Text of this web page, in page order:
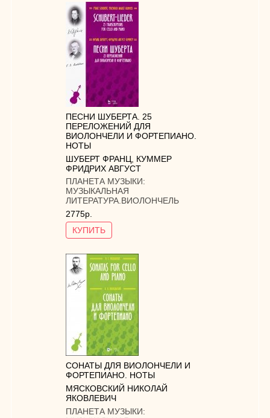
ПЕСНИ ШУБЕРТА. 25
ПЕРЕЛОЖЕНИЙ ДЛЯ
ВИОЛОНЧЕЛИ И ФОРТЕПИАНО.
НОТЫ
ШУБЕРТ ФРАНЦ
КУММЕР
ФРИДРИХ АВГУСТ
ПЛАНЕТА МУЗЫКИ:
МУЗЫКАЛЬНАЯ
ЛИТЕРАТУРА.ВИОЛОНЧЕЛЬ
2775р.
КУПИТЬ
СОНАТЫ ДЛЯ ВИОЛОНЧЕЛИ И
ФОРТЕПИАНО. НОТЫ
МЯСКОВСКИЙ НИКОЛАЙ
ЯКОВЛЕВИЧ
ПЛАНЕТА МУЗЫКИ: